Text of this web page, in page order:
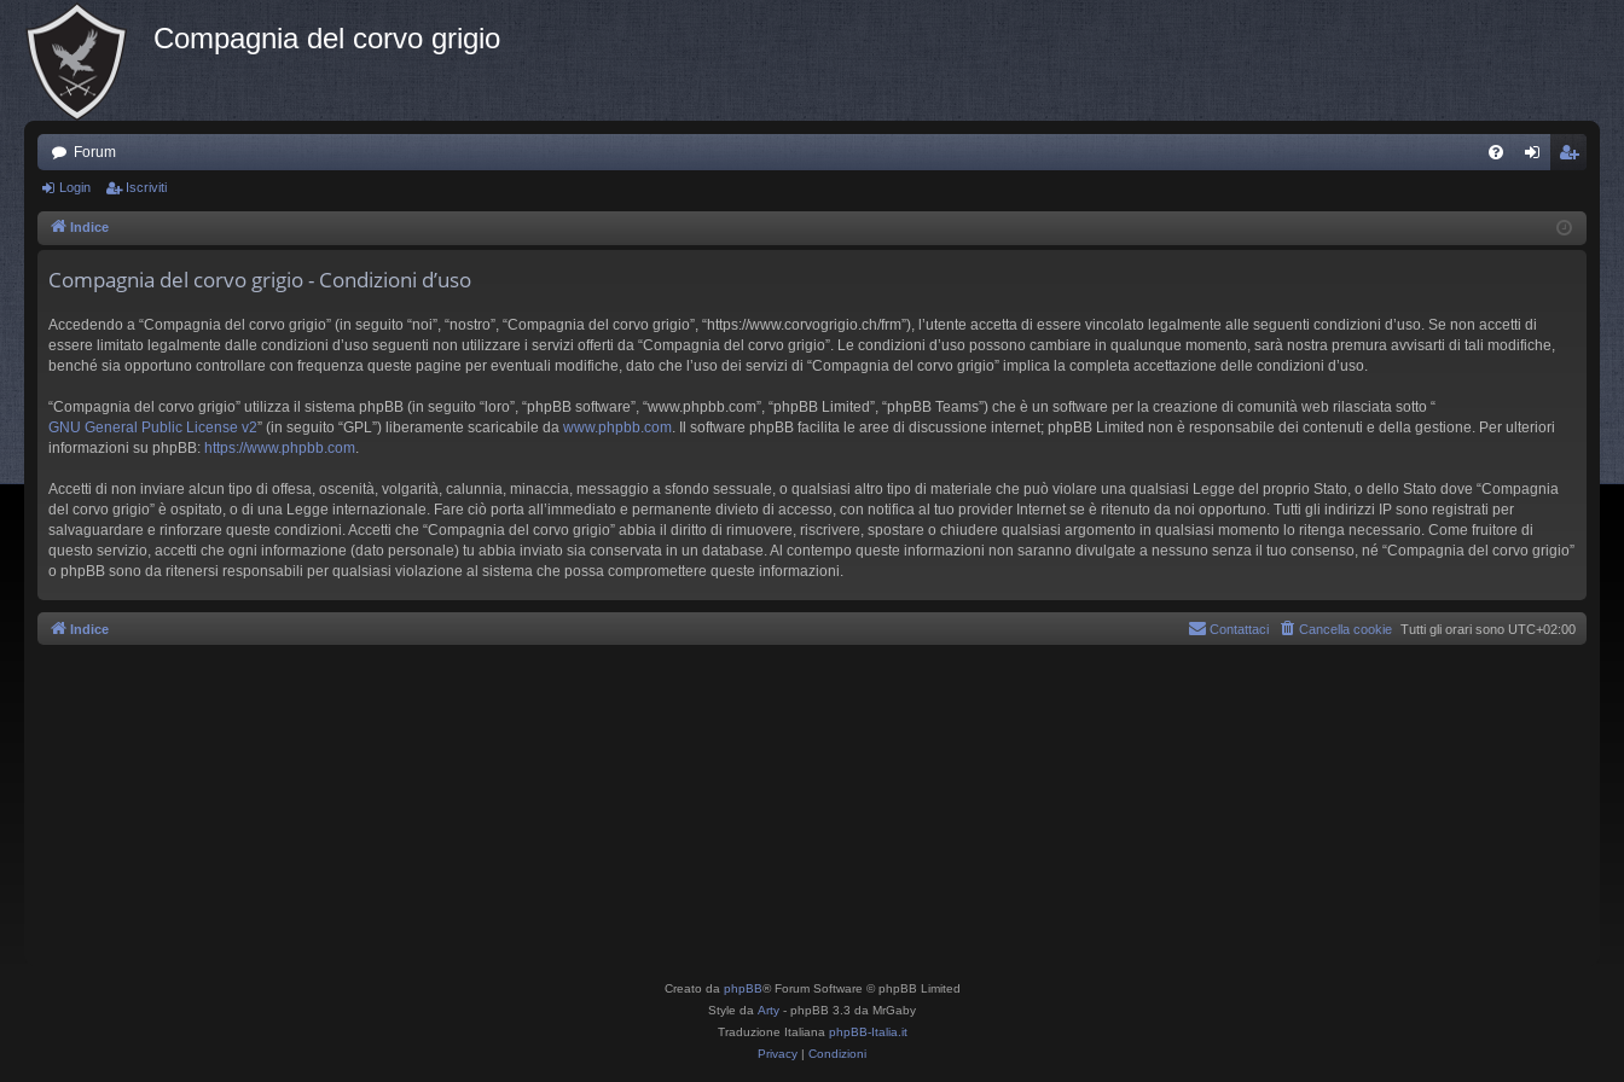
Compagnia del corvo grigio
Forum
riv
Login Iscriviti
Indice
Compagnia del corvo grigio - Condizioni d’uso
Accedendo a “Compagnia del corvo grigio” (in seguito “noi”, “nostro”, “Compagnia del corvo grigio”, “https://www.corvogrigio.ch/frm”), l’utente accetta di essere vincolato legalmente alle seguenti condizioni d’uso. Se non accetti di
essere limitato legalmente dalle condizioni d’uso seguenti non utilizzare i servizi offerti da “Compagnia del corvo grigio”. Le condizioni d’uso possono cambiare in qualunque momento, sarà nostra premura avvisarti di tali modifiche,
benché sia opportuno controllare con frequenza queste pagine per eventuali modifiche, dato che l’uso dei servizi di “Compagnia del corvo grigio” implica la completa accettazione delle condizioni d’uso.
“Compagnia del corvo grigio” utilizza il sistema phpBB (in seguito “loro”, “phpBB software”, “www.phpbb.com”, “phpBB Limited”, “phpBB Teams”) che è un software per la creazione di comunità web rilasciata sotto “
GNU General Public License v2” (in seguito “GPL”) liberamente scaricabile da www.phpbb.com . Il software phpBB facilita le aree di discussione internet; phpBB Limited non è responsabile dei contenuti e della gestione. Per ulteriori
informazioni su phpBB: https://www.phpbb.com
Accetti di non inviare alcun tipo di offesa, oscenità, volgarità, calunnia, minaccia, messaggio a sfondo sessuale, o qualsiasi altro tipo di materiale che può violare una qualsiasi Legge del proprio Stato, o dello Stato dove “Compagnia
del corvo grigio” è ospitato, o di una Legge internazionale. Fare ciò porta all’immediato e permanente divieto di accesso, con notifica al tuo provider Internet se è ritenuto da noi opportuno. Tutti gli indirizzi IP sono registrati per
salvaguardare e rinforzare queste condizioni. Accetti che “Compagnia del corvo grigio” abbia il diritto di rimuovere, riscrivere, spostare o chiudere qualsiasi argomento in qualsiasi momento lo ritenga necessario. Come fruitore di
questo servizio, accetti che ogni informazione (dato personale) tu abbia inviato sia conservata in un database. Al contempo queste informazioni non saranno divulgate a nessuno senza il tuo consenso, né “Compagnia del corvo grigio”
o phpBB sono da ritenersi responsabili per qualsiasi violazione al sistema che possa compromettere queste informazioni.
Indice Tutti gli orari sono UTC+02:00
Cancella cookie
Contattaci
Creato da phpBB® Forum Software © phpBB Limited
Style da Arty - phpBB 3.3 da MrGaby
Traduzione Italiana phpBB-Italia.it
Privacy | Condizioni